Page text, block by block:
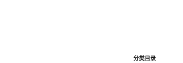
分类目录